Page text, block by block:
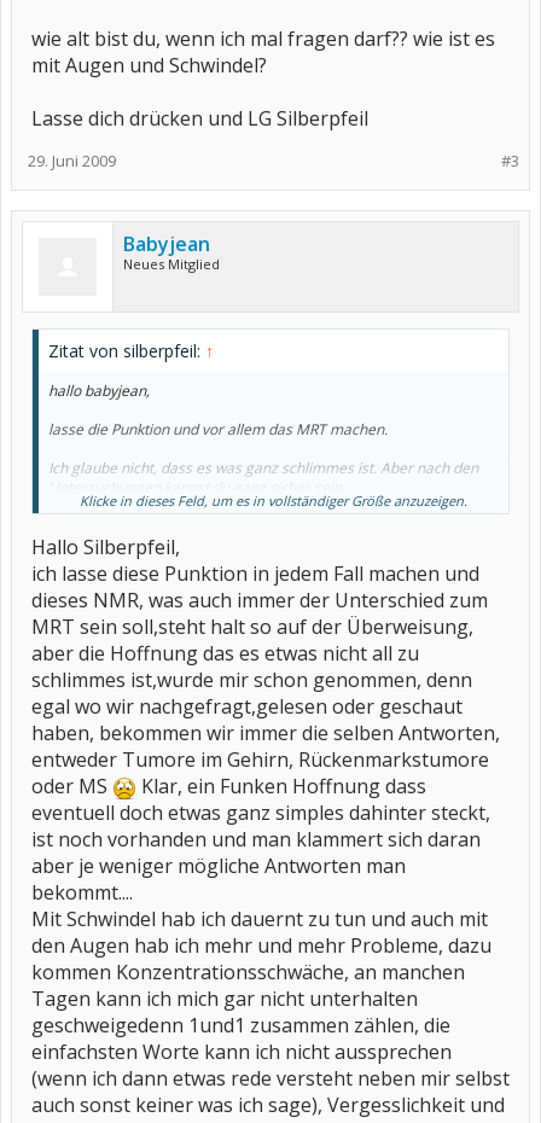
wie alt bist du, wenn ich mal fragen darf?? wie ist es
mit Augen und Schwindel?
Lasse dich drücken und LG Silberpfeil
#3
29. Juni 2009
Babyjean
Neues Mitglied
Zitat von silberpfeil: ↑
hallo babyjean,
lasse die Punktion und vor allem das MRT machen.
Ich glaube nicht, dass es was ganz schlimmes ist. Aber nach den
Untersuchungen kannst du ganz sicher sein.
Schwindel?
Lasse dich drücken und LG Silberpfeil
Klicke in dieses Feld, um es in vollständiger Größe anzuzeigen.
Hallo Silberpfeil,
ich lasse diese Punktion in jedem Fall machen und
dieses NMR, was auch immer der Unterschied zum
MRT sein soll,steht halt so auf der Überweisung,
aber die Hoffnung das es etwas nicht all zu
schlimmes ist,wurde mir schon genommen, denn
egal wo wir nachgefragt,gelesen oder geschaut
haben, bekommen wir immer die selben Antworten,
entweder Tumore im Gehirn, Rückenmarkstumore
oder MS
Klar, ein Funken Hoffnung dass
eventuell doch etwas ganz simples dahinter steckt,
ist noch vorhanden und man klammert sich daran
aber je weniger mögliche Antworten man
bekommt....
Mit Schwindel hab ich dauernt zu tun und auch mit
den Augen hab ich mehr und mehr Probleme, dazu
kommen Konzentrationsschwäche, an manchen
Tagen kann ich mich gar nicht unterhalten
geschweigedenn 1und1 zusammen zählen, die
einfachsten Worte kann ich nicht aussprechen
(wenn ich dann etwas rede versteht neben mir selbst
auch sonst keiner was ich sage), Vergesslichkeit und